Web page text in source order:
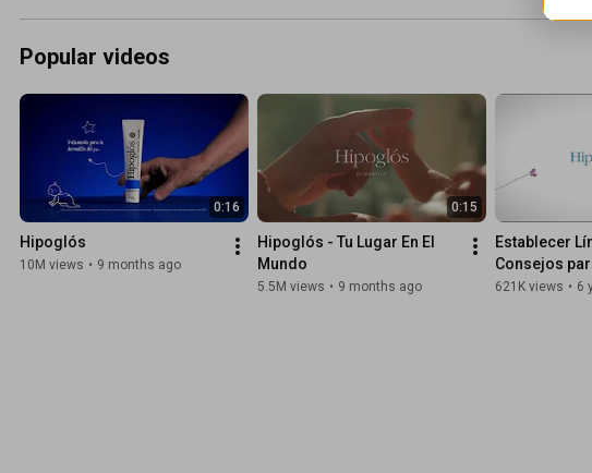
Popular videos
0:16
Hipoglós
10M views • 9 months ago
0:15
Hipoglós - Tu Lugar En El
Mundo
5.5M views • 9 months ago
Establecer
Consejos
621K views • 6